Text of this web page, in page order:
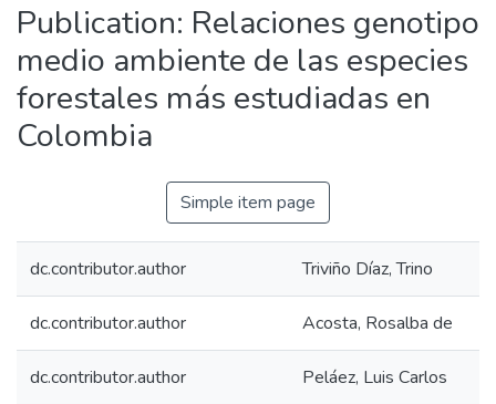
Publication: Relaciones genotipo
medio ambiente de las especies
forestales más estudiadas en
Colombia
Simple item page
dc.contributor.author Triviño Díaz, Trino
dc.contributor.author Acosta, Rosalba de
dc.contributor.author Peláez, Luis Carlos